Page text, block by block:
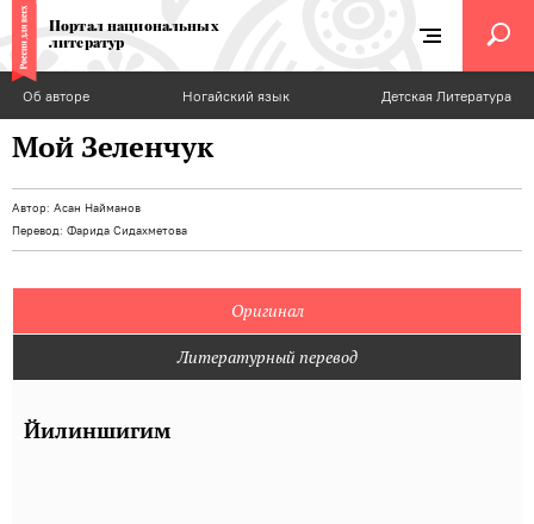
Портал национальных
литератур
Об авторе Ногайский язык Детская Литература
Мой Зеленчук
Автор: Асан Найманов
Перевод: Фарида Сидахметова
Оригинал
Литературный перевод
Йилиншигим